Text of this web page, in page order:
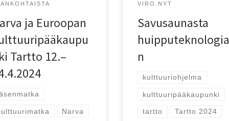
ja Euroopan
Tartto 12.–
Narva
VIRO.NYT
Savusaunasta
n
kulttuuriohjelma
kulttuuripääkaupunki
tartto Tartto 2024